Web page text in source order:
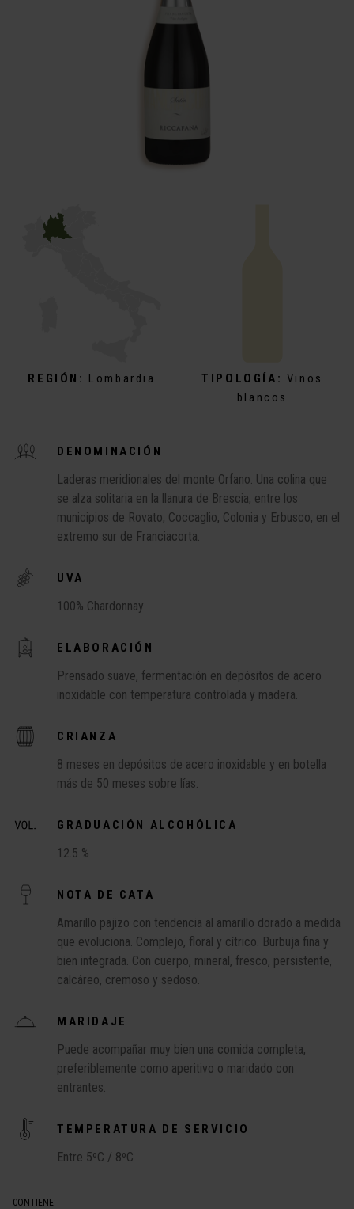
DENOMINACIÓN
Laderas meridionales del monte Orfano. Una colina que
se alza solitaria en la llanura de Brescia, entre los
municipios de Rovato, Coccaglio, Colonia y Erbusco, en el
extremo sur de Franciacorta.
UVA
100% Chardonnay
ELABORACIÓN
Prensado suave, fermentación en depósitos de acero
inoxidable con temperatura controlada y madera.
CRIANZA
8 meses en depósitos de acero inoxidable y en botella
más de 50 meses sobre lías.
GRADUACIÓN ALCOHÓLICA
12.5 %
NOTA DE CATA
Amarillo pajizo con tendencia al amarillo dorado a medida
que evoluciona. Complejo, floral y cítrico. Burbuja fina y
bien integrada. Con cuerpo, mineral, fresco, persistente,
calcáreo, cremoso y sedoso.
MARIDAJE
Puede acompañar muy bien una comida completa,
preferiblemente como aperitivo o maridado con
entrantes.
TEMPERATURA DE SERVICIO
Entre 5ºC / 8ºC
CONTIENE:
REGIÓN: Lombardia TIPOLOGÍA: Vinos
blancos